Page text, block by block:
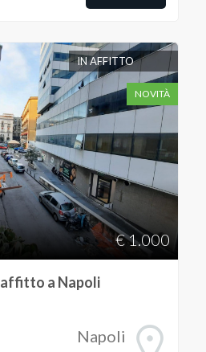
IN AFFITTO
NOVITÀ
€ 1.000
a Napoli
Napoli